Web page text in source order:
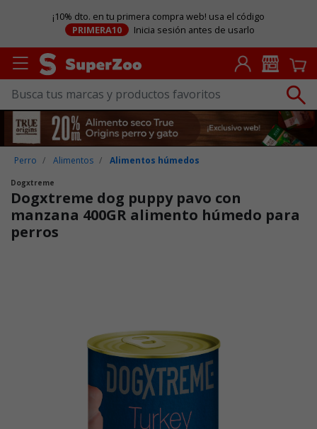
¡10% dto. en tu primera compra web! usa el código
PRIMERA10
Inicia sesión antes de usarlo
Perro Alimentos Alimentos húmedos
Dogxtreme
Dogxtreme dog puppy pavo con
manzana 400GR alimento húmedo para
perros